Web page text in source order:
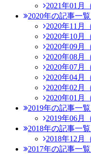
2021年01月
2020年の記事一覧
2020年11月
2020年10月
2020年09月
2020年08月
2020年07月
2020年04月
2020年02月
2020年01月
2019年の記事一覧
2019年06月
2018年の記事一覧
2018年12月
2017年の記事一覧